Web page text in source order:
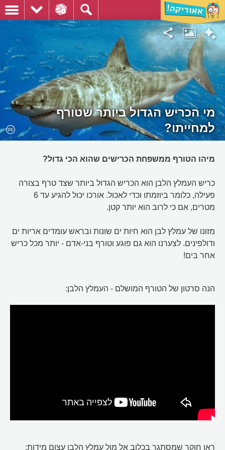
מי הכריש הגדול ביותר שטורף
למחייתו?
מיהו הטורף ממשפחת הכרישים שהוא הכי גדול?
כריש העמלץ הלבן הוא הכריש הגדול ביותר שצד טרף בצורה
פעילה, כלומר ביוזמתו וכדי לאכול. אורכו יכול להגיע עד 6
מטרים, אם כי לרוב הוא יותר קטן.
מזונו של עמלץ לבן הוא חיות ים שונות ובראש עומדים אריות ים
ודולפינים. לצערנו הוא גם פוגע וטורף בני-אדם - יותר מכל כריש
אחר בים!
הנה סרטון של הטורף המושלם - העמלץ הלבן:
ראו חוקר שמסתגר בכלוב אל מול עמלץ הלבן עצום מידות: